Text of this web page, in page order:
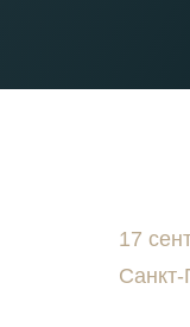
17
Санкт-